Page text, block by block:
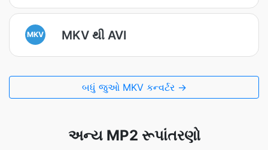
MKV MKV થી AVI
બધું જુઓ MKV કન્વર્ટર →
અન્ય MP2 રૂપાંતરણો